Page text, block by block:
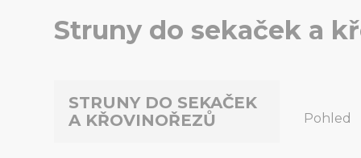
Struny do sekaček a
STRUNY DO SEKAČEK
A KŘOVINOŘEZŮ
Pohled